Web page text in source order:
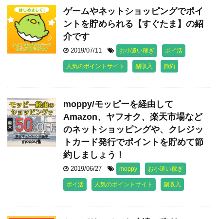
ゲームやネットショッピングでポイ
ントを貯められる【すぐたま】の紹
介です
2019/07/11 お小遣い稼ぎ ポイ活
人気のポイントサイト 副収入 節約
moppy/モッピーを経由して
Amazon、ヤフオク、楽天市場など
のネットショッピングや、クレジッ
トカード発行でポイントを貯めて節
約しましょう！
2019/06/27 moppy お小遣い稼ぎ
ポイ活 人気のポイントサイト 副収入